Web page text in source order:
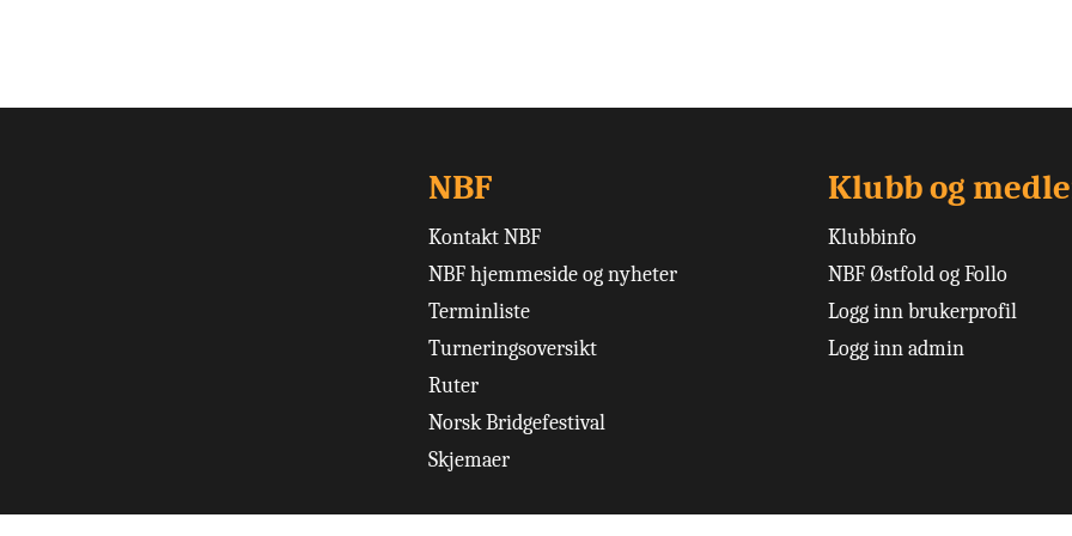
NBF
Kontakt NBF
NBF hjemmeside og nyheter
Terminliste
Turneringsoversikt
Ruter
Norsk Bridgefestival
Skjemaer
Klubb og
Klubbinfo
NBF Østfold og Follo
Logg inn brukerprofil
Logg inn admin